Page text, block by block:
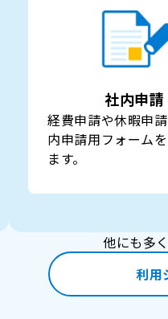
社内申請
経費申請や休暇申
内申請用フォーム
ます。
他にも多
利用